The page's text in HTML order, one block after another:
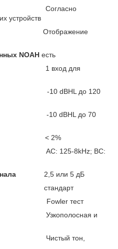
СЕ Согласно
устройств
Отображение
NOAH есть
1 вход для
-10 dBHL до 120
-10 dBHL до 70
< 2%
АС: 125-8kHz; ВС:
сигнала 2,5 или 5 дБ
стандарт
Fowler тест
Узкополосная и
Чистый тон,